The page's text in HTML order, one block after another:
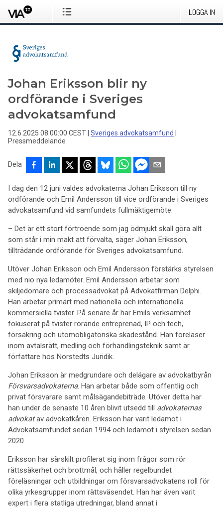
LOGGA IN
Johan Eriksson blir ny
ordförande i Sveriges
advokatsamfund
12.6.2025 08:00:00 CEST Sveriges advokatsamfund
Pressmeddelande
Dela
I dag den 12 juni valdes advokaterna Johan Eriksson till ny
ordförande och Emil Andersson till vice ordförande i Sveriges
advokatsamfund vid samfundets fullmäktigemöte.
– Det är ett stort förtroende som jag ödmjukt skall göra allt
som står i min makt att förvalta, säger Johan Eriksson,
tillträdande ordförande för Sveriges advokatsamfund.
Utöver Johan Eriksson och Emil Andersson förstärks styrelsen
med nio nya ledamöter. Emil Andersson arbetar som
skiljedomare och processadvokat på Advokatfirman Delphi.
Han arbetar primärt med nationella och internationella
kommersiella tvister. På senare år har Emils verksamhet
fokuserat på tvister rörande entreprenad, IP och tech,
försäkring och utomobligatoriska skadestånd. Han föreläser
inom avtalsrätt, medling och förhandlingsteknik samt är
författare hos Norstedts Juridik.
Johan Eriksson är medgrundare och delägare av advokatbyrån
Försvarsadvokaterna. Han arbetar både som offentlig och
privat försvarare samt målsägandebiträde. Utöver detta har
han under de senaste 10 åren blivit utsedd till advokaternas
advokatav advokatkåren. Eriksson har varit ledamot i
Advokatsamfundet sedan 1994 och ledamot i styrelsen sedan
2020.
Eriksson har särskilt profilerat sig inom frågor som rör
rättssäkerhet och brottmål, och håller regelbundet
föreläsningar och utbildningar om försvarsadvokatens roll för
olika yrkesgrupper inom rättsväsendet. Han har även varit
expert i flera statliga utredningar, bland annat i